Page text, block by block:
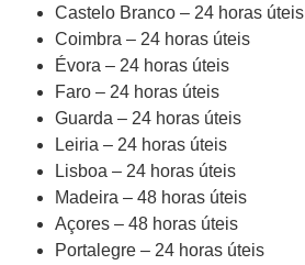
Castelo Branco – 24 horas úteis
Coimbra – 24 horas úteis
Évora – 24 horas úteis
Faro – 24 horas úteis
Guarda – 24 horas úteis
Leiria – 24 horas úteis
Lisboa – 24 horas úteis
Madeira – 48 horas úteis
Açores – 48 horas úteis
Portalegre – 24 horas úteis